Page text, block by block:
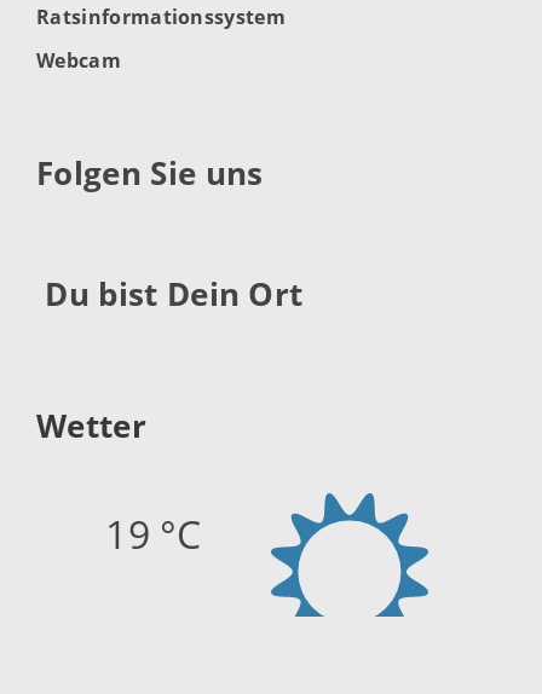
Ratsinformationssystem
Webcam
Folgen Sie uns
Du bist Dein Ort
Wetter
19 °C